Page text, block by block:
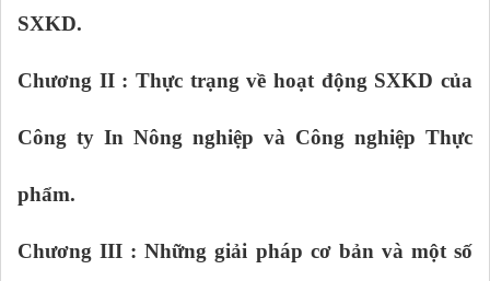
SXKD.
Chương II : Thực trạng về hoạt động SXKD của
Công ty In Nông nghiệp và Công nghiệp Thực
phẩm.
Chương III : Những giải pháp cơ bản và một số